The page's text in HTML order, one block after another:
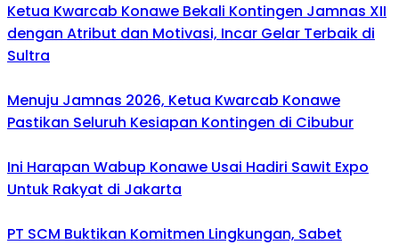
Ketua Kwarcab Konawe Bekali Kontingen Jamnas XII
dengan Atribut dan Motivasi, Incar Gelar Terbaik di
Sultra
Menuju Jamnas 2026, Ketua Kwarcab Konawe
Pastikan Seluruh Kesiapan Kontingen di Cibubur
Ini Harapan Wabup Konawe Usai Hadiri Sawit Expo
Untuk Rakyat di Jakarta
PT SCM Buktikan Komitmen Lingkungan, Sabet